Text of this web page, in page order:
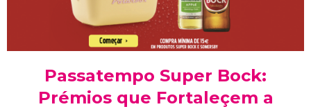
Passatempo Super Bock:
Prémios que Fortaleçem a